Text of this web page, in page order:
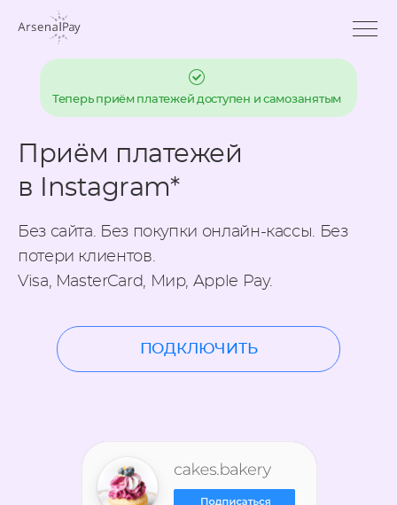
Теперь приём платежей доступен и самозанятым
Приём платежей
в Instagram*
Без сайта. Без покупки онлайн-кассы. Без
потери клиентов.
Visa, MasterCard, Мир, Apple Pay.
ПОДКЛЮЧИТЬ